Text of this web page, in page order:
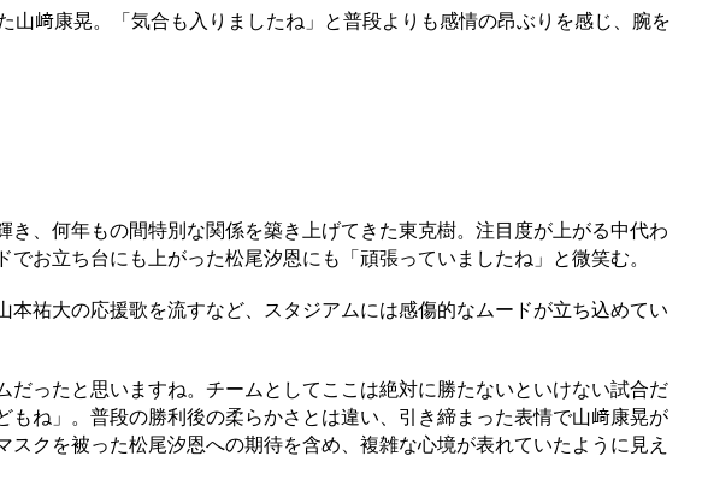
﨑康晃。「気合も入りましたね」と普段よりも感情の昂ぶりを感じ、腕を
、何年もの間特別な関係を築き上げてきた東克樹。注目度が上がる中代わ
お立ち台にも上がった松尾汐恩にも「頑張っていましたね」と微笑む。
祐大の応援歌を流すなど、スタジアムには感傷的なムードが立ち込めてい
だったと思いますね。チームとしてここは絶対に勝たないといけない試合だ
もね」。普段の勝利後の柔らかさとは違い、引き締まった表情で山﨑康晃が
クを被った松尾汐恩への期待を含め、複雑な心境が表れていたように見え